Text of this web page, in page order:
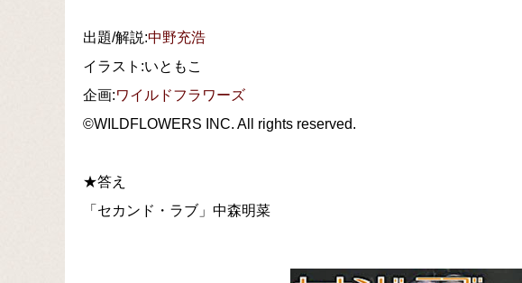
出題/解説:中野充浩
イラスト:いともこ
企画:ワイルドフラワーズ
©WILDFLOWERS INC. All rights reserved.
★答え
「セカンド・ラブ」中森明菜